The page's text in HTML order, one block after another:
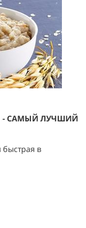
- САМЫЙ ЛУЧШИЙ
быстрая в